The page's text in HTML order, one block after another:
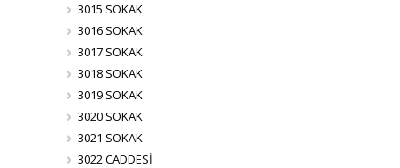
3015 SOKAK
3016 SOKAK
3017 SOKAK
3018 SOKAK
3019 SOKAK
3020 SOKAK
3021 SOKAK
3022 CADDESİ